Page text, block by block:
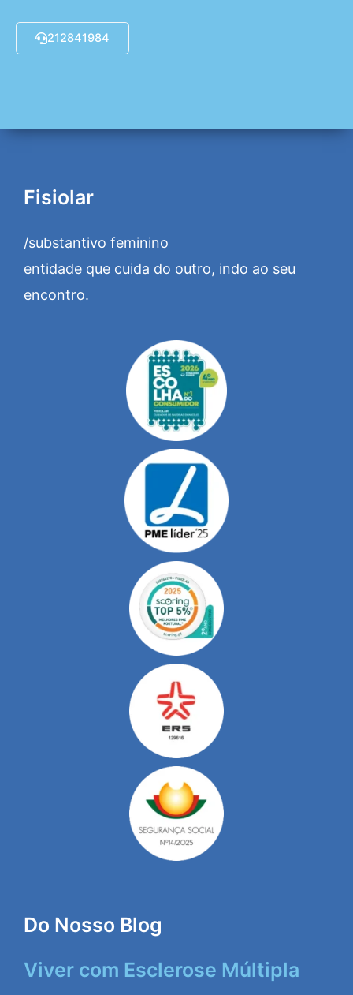
212841984
Fisiolar
/substantivo feminino
entidade que cuida do outro, indo ao seu
encontro.
Do Nosso Blog
Viver com Esclerose Múltipla